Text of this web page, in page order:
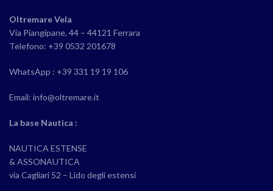
Oltremare Vela
Via Piangipane, 44 – 44121 Ferrara
Telefono: +39 0532 201678
WhatsApp : +39 331 19 19 106
Email: info@oltremare.it
La base Nautica :
NAUTICA ESTENSE
& ASSONAUTICA
via Cagliari 52 – Lido degli estensi